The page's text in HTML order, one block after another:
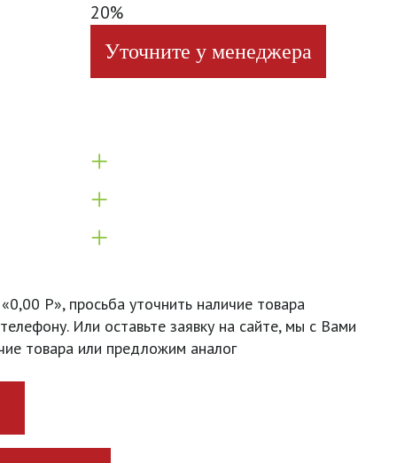
20%
Уточните у менеджера
+
+
+
Р», просьба уточнить наличие товара
Или оставьте заявку на сайте, мы с Вами
товара или предложим аналог